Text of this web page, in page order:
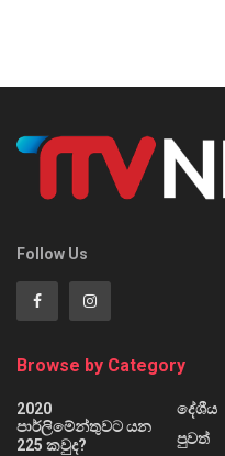
Follow Us
Browse by Category
2020
පාර්ලිමේන්තුවට යන
225 කවුද?
දේශීය
පුවත්